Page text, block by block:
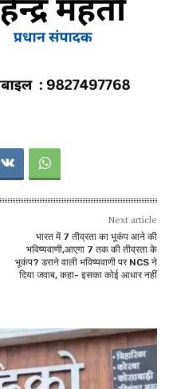
Next article
भारत में 7 तीव्रता का भूकंप आने की
भविष्यवाणी,आएगा 7 तक की तीव्रता के
भूकंप? डराने वाली भविष्यवाणी पर NCS ने
दिया जवाब, कहा- इसका कोई आधार नहीं